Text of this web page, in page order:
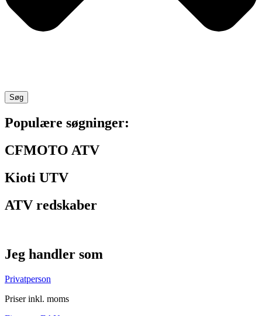
Søg
Populære søgninger:
CFMOTO ATV
Kioti UTV
ATV redskaber
Jeg handler som
Privatperson
Priser inkl. moms